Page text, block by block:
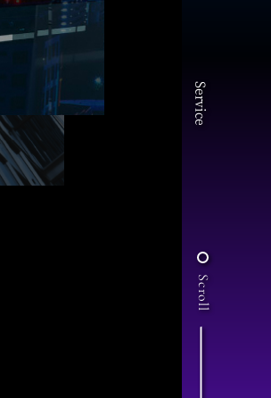
Service
Scroll